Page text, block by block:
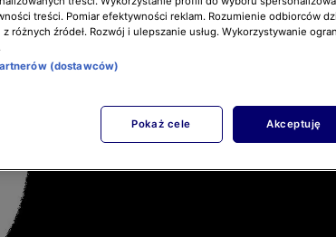
treści. Pomiar efektywności reklam. Rozumienie odbiorców
z różnych źródeł. Rozwój i ulepszanie usług. Wykorzystywanie
(dostawców)
Pokaż cele Akceptuję